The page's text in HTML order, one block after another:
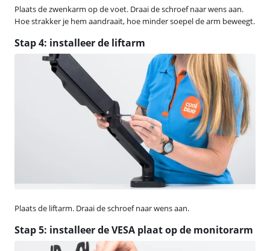
Plaats de zwenkarm op de voet. Draai de schroef naar wens aan.
Hoe strakker je hem aandraait, hoe minder soepel de arm beweegt.
Stap 4: installeer de liftarm
Plaats de liftarm. Draai de schroef naar wens aan.
Stap 5: installeer de VESA plaat op de monitorarm